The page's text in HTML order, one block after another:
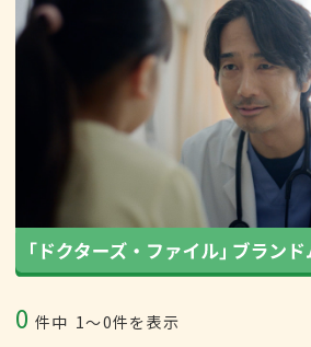
0 件中 1〜0件を表示